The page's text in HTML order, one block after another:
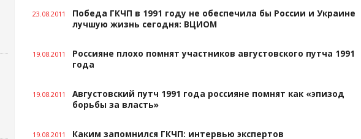
23.08.2011
Победа ГКЧП в 1991 году не обеспечила бы России и Украине
лучшую жизнь сегодня: ВЦИОМ
19.08.2011
Россияне плохо помнят участников августовского путча 1991
года
19.08.2011
Августовский путч 1991 года россияне помнят как «эпизод
борьбы за власть»
19.08.2011 Каким запомнился ГКЧП: интервью экспертов